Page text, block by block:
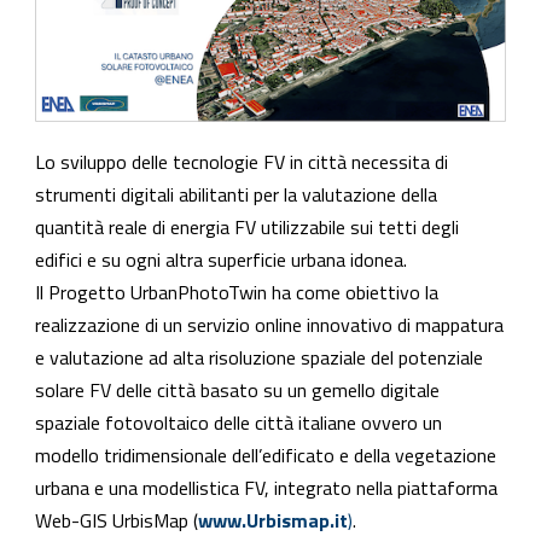
Lo sviluppo delle tecnologie FV in città necessita di
strumenti digitali abilitanti per la valutazione della
quantità reale di energia FV utilizzabile sui tetti degli
edifici e su ogni altra superficie urbana idonea.
Il Progetto UrbanPhotoTwin ha come obiettivo la
realizzazione di un servizio online innovativo di mappatura
e valutazione ad alta risoluzione spaziale del potenziale
solare FV delle città basato su un gemello digitale
spaziale fotovoltaico delle città italiane ovvero un
modello tridimensionale dell’edificato e della vegetazione
urbana e una modellistica FV, integrato nella piattaforma
Web-GIS UrbisMap (www.Urbismap.it).